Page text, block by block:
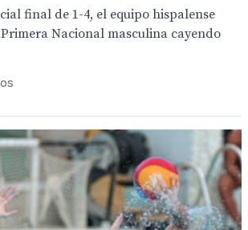
final de 1-4, el equipo hispalense
Nacional masculina cayendo